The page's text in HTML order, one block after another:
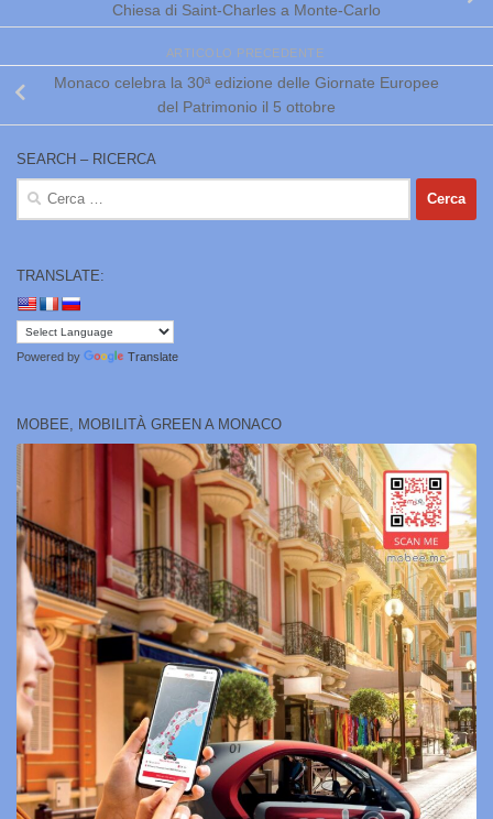
Chiesa di Saint-Charles a Monte-Carlo
ARTICOLO PRECEDENTE
Monaco celebra la 30ª edizione delle Giornate Europee
del Patrimonio il 5 ottobre
SEARCH – RICERCA
Ricerca
TRANSLATE:
Powered by Translate
MOBEE, MOBILITÀ GREEN A MONACO